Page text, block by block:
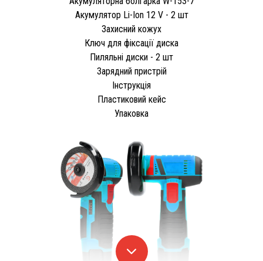
Акумулятор Li-Ion 12 V - 2 шт
Захисний кожух
Ключ для фіксації диска
Пиляльні диски - 2 шт
Зарядний пристрій
Інструкція
Пластиковий кейс
Упаковка